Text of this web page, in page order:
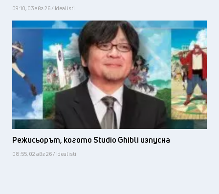
09:10, 03 авг 26 / Idealisti
Режисьорът, когото Studio Ghibli изпусна
08:55, 02 авг 26 / Idealisti